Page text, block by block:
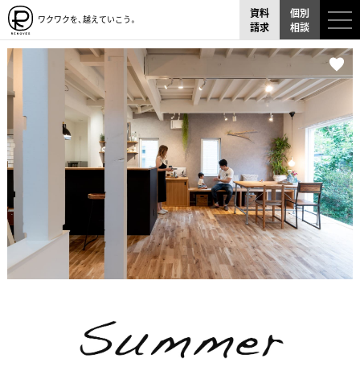
ワクワクを、越えていこう。
資料
請求
個別
相談